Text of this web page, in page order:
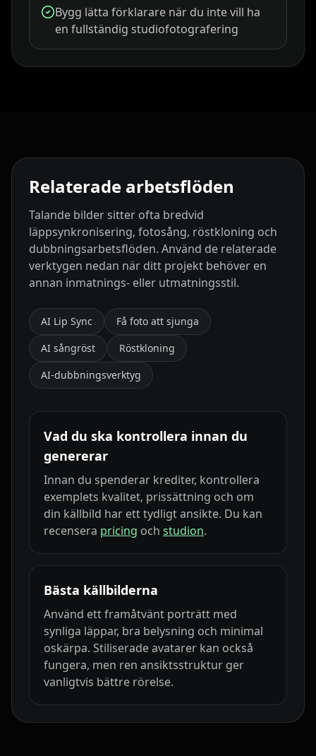
Bygg lätta förklarare när du inte vill ha
en fullständig studiofotografering
Relaterade arbetsflöden
Talande bilder sitter ofta bredvid
läppsynkronisering, fotosång, röstkloning och
dubbningsarbetsflöden. Använd de relaterade
verktygen nedan när ditt projekt behöver en
annan inmatnings- eller utmatningsstil.
AI Lip Sync
Få foto att sjunga
AI sångröst
Röstkloning
AI-dubbningsverktyg
Vad du ska kontrollera innan du
genererar
Innan du spenderar krediter, kontrollera
exemplets kvalitet, prissättning och om
din källbild har ett tydligt ansikte. Du kan
recensera pricing och studion.
Bästa källbilderna
Använd ett framåtvänt porträtt med
synliga läppar, bra belysning och minimal
oskärpa. Stiliserade avatarer kan också
fungera, men ren ansiktsstruktur ger
vanligtvis bättre rörelse.